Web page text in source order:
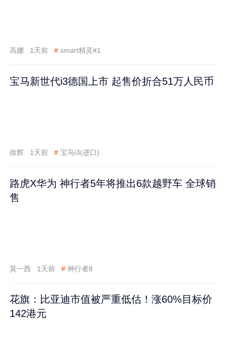
高娜 1天前 # smart精灵#1
宝马新世代i3德国上市 起售价折合51万人民币
徐辉 1天前 # 宝马i3(进口)
路虎X华为 神行者5年将推出6款越野车 全球销
售
莫一西 1天前 # 神行者8
花旗：比亚迪市值被严重低估！涨60%目标价
142港元